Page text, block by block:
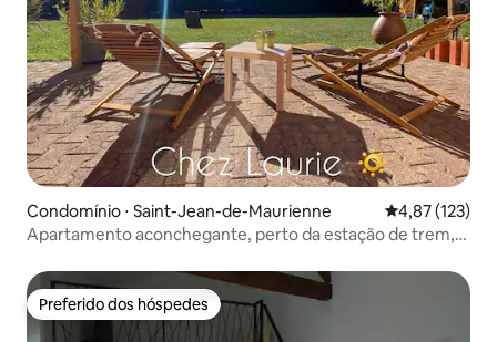
Condomínio ⋅ Saint-Jean-de-Maurienne 4,87 de uma
4,87 (123)
Apartamento aconchegante, perto da estação de trem,
Preferido dos hóspedes
Preferido dos hóspedes